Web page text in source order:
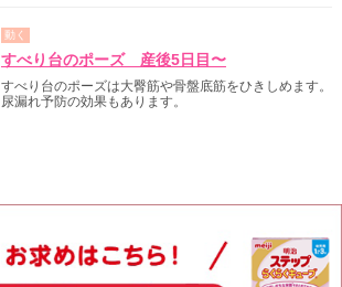
動く
すべり台のポーズ 産後5日目〜
すべり台のポーズは大臀筋や骨盤底筋をひきしめます。
尿漏れ予防の効果もあります。